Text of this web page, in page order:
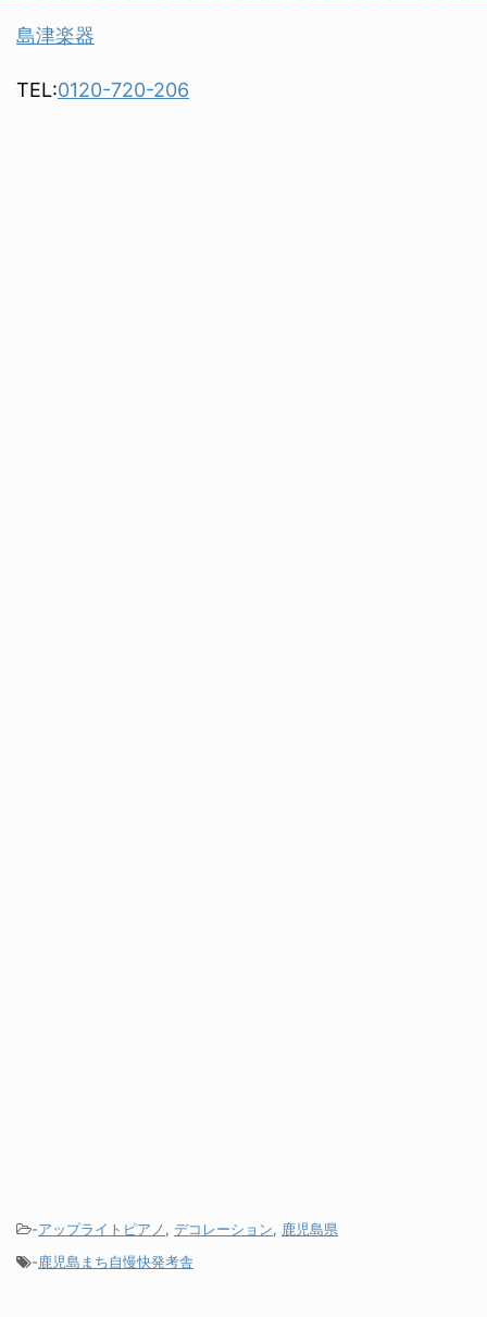
島津楽器
TEL:0120-720-206
-アップライトピアノ, デコレーション, 鹿児島県
-鹿児島まち自慢快発考舎